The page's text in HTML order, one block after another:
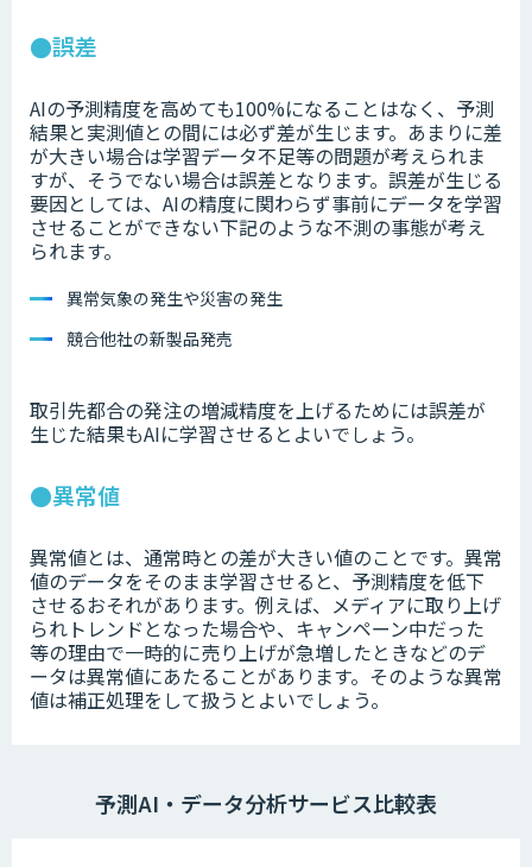
●誤差
AIの予測精度を高めても100%になることはなく、予測
結果と実測値との間には必ず差が生じます。あまりに差
が大きい場合は学習データ不足等の問題が考えられま
すが、そうでない場合は誤差となります。誤差が生じる
要因としては、AIの精度に関わらず事前にデータを学習
させることができない下記のような不測の事態が考え
られます。
異常気象の発生や災害の発生
競合他社の新製品発売
取引先都合の発注の増減精度を上げるためには誤差が
生じた結果もAIに学習させるとよいでしょう。
●異常値
異常値とは、通常時との差が大きい値のことです。異常
値のデータをそのまま学習させると、予測精度を低下
させるおそれがあります。例えば、メディアに取り上げ
られトレンドとなった場合や、キャンペーン中だった
等の理由で一時的に売り上げが急増したときなどのデ
ータは異常値にあたることがあります。そのような異常
値は補正処理をして扱うとよいでしょう。
予測AI・データ分析サービス比較表